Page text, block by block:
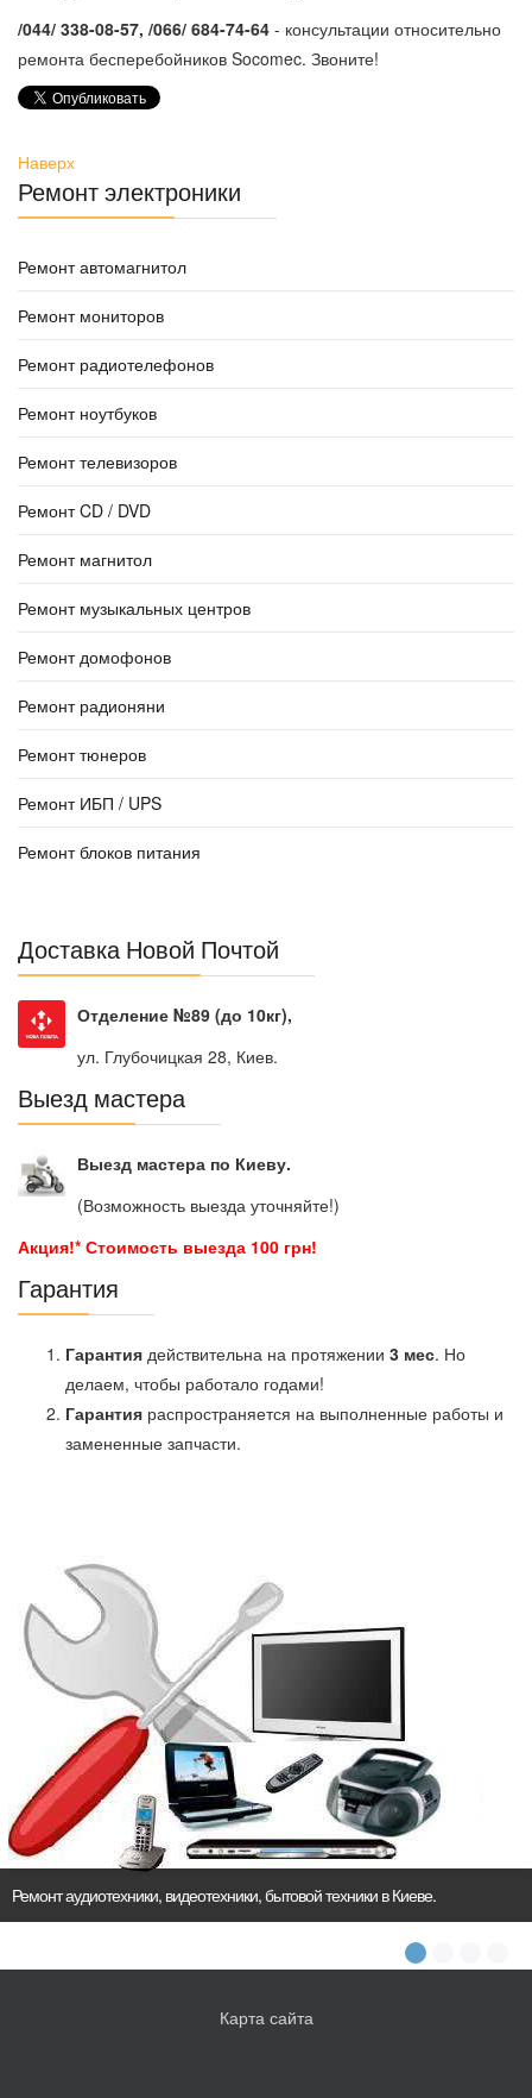
/044/ 338-08-57, /066/ 684-74-64 - консультации относительно
ремонта бесперебойников Socomec. Звоните!
Наверх
Ремонт электроники
Ремонт автомагнитол
Ремонт мониторов
Ремонт радиотелефонов
Ремонт ноутбуков
Ремонт телевизоров
Ремонт CD / DVD
Ремонт магнитол
Ремонт музыкальных центров
Ремонт домофонов
Ремонт радионяни
Ремонт тюнеров
Ремонт ИБП / UPS
Ремонт блоков питания
Доставка Новой Почтой
Отделение №89 (до 10кг),
ул. Глубочицкая 28, Киев.
Выезд мастера
Выезд мастера по Киеву.
(Возможность выезда уточняйте!)
Акция!* Стоимость выезда 100 грн!
Гарантия
Гарантия действительна на протяжении 3 мес. Но
делаем, чтобы работало годами!
Гарантия распространяется на выполненные работы и
замененные запчасти.
Ремонт аудиотехники, видеотехники, бытовой техники в Киеве.
Карта сайта